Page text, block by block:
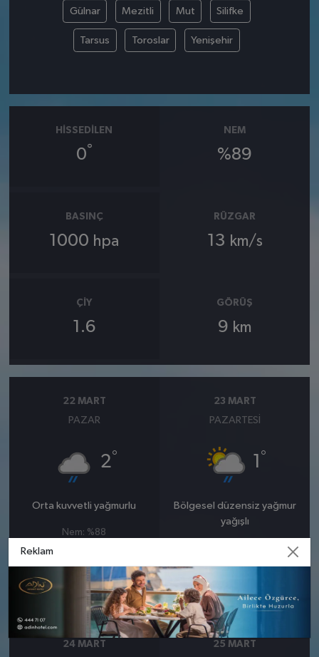
Gülnar Mezitli Mut Silifke
Tarsus Toroslar Yenişehir
HISSEDILEN
0°
NEM
%89
BASINÇ
1000 hpa
RÜZGAR
13 km/s
ÇIY
1.6
GÖRÜŞ
9 km
22 MART
PAZAR
2°
Orta kuvvetli yağmurlu
Nem: %88
Kar Olasılığı: %26
23 MART
PAZARTESI
1 °
Bölgesel düzensiz yağmur
yağışlı
Yağış Olasılığı: %89
Kar Olasılığı: %36
24 MART 25 MART
Reklam